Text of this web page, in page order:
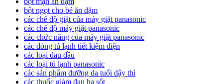
bột ngọt cho bé ăn dặm
các chế độ giặt của máy giặt panasonic
các chế độ máy giặt panasonic
các chức năng của máy giặt panasonic
các dòng tủ lạnh tiết kiệm điện
các loại đau đầu
các loại tủ lạnh panasonic
các sản phẩm dưỡng da tuổi dậy thì
các thuốc giảm đau hạ sốt